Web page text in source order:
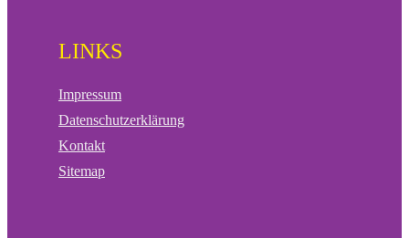
LINKS
Impressum
Datenschutzerklärung
Kontakt
Sitemap